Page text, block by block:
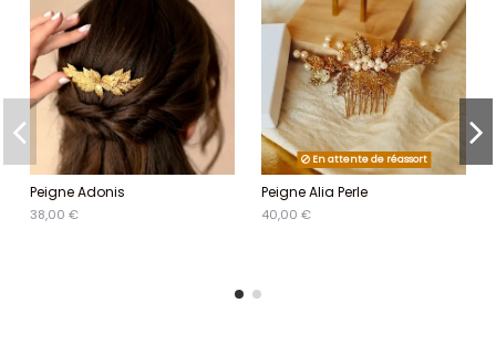
Peigne Adonis
38,00 €
En attente de réassort
Peigne Alia Perle
40,00 €